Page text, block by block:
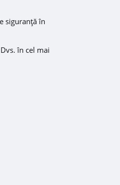
siguranță în
în cel mai